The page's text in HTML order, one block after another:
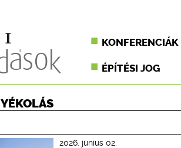
KONFERENCIÁK
ÉPÍTÉSI JOG
2026. június 02.